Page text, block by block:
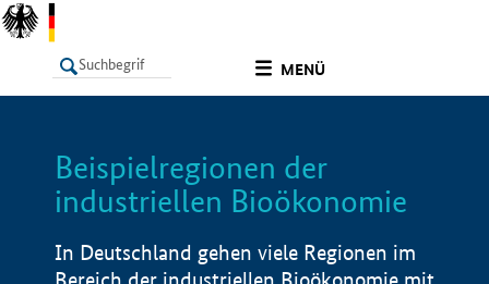
MENÜ
LISTE
Beispielregionen der
industriellen Bioökonomie
In Deutschland gehen viele Regionen im